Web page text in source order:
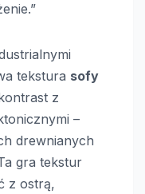
tekstura sofy
z
–
drewnianych
gra tekstur
z ostrą,